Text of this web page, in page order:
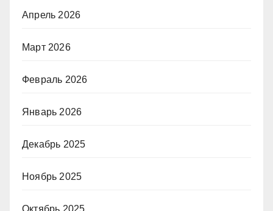
Апрель 2026
Март 2026
Февраль 2026
Январь 2026
Декабрь 2025
Ноябрь 2025